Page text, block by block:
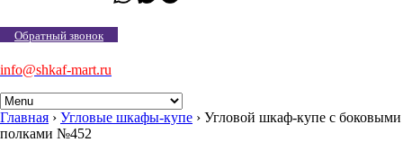
Обратный звонок
info@shkaf-mart.ru
Главная › Угловые шкафы-купе › Угловой шкаф-купе с боковыми
полками №452